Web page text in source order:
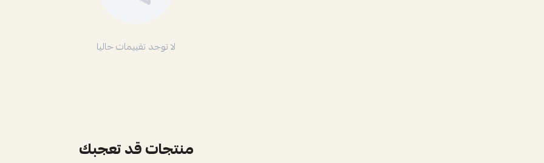
لا توجد تقييمات حاليا
منتجات قد تعجبك